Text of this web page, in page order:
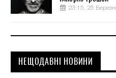
23:15, 25
НЕЩОДАВНІ НОВИНИ